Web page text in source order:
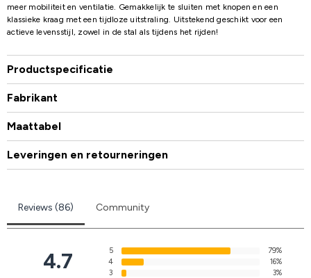
meer mobiliteit en ventilatie. Gemakkelijk te sluiten met knopen en een
klassieke kraag met een tijdloze uitstraling. Uitstekend geschikt voor een
actieve levensstijl, zowel in de stal als tijdens het rijden!
Productspecificatie
Fabrikant
Maattabel
Leveringen en retourneringen
Reviews (86) Community
4.7 5
79%
4
16%
3
3%